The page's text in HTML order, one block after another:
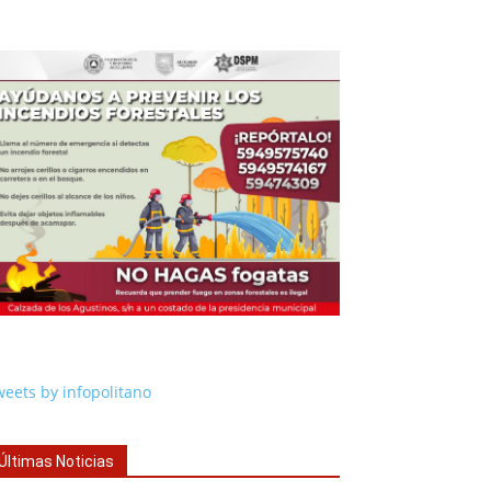
by infopolitano
Noticias